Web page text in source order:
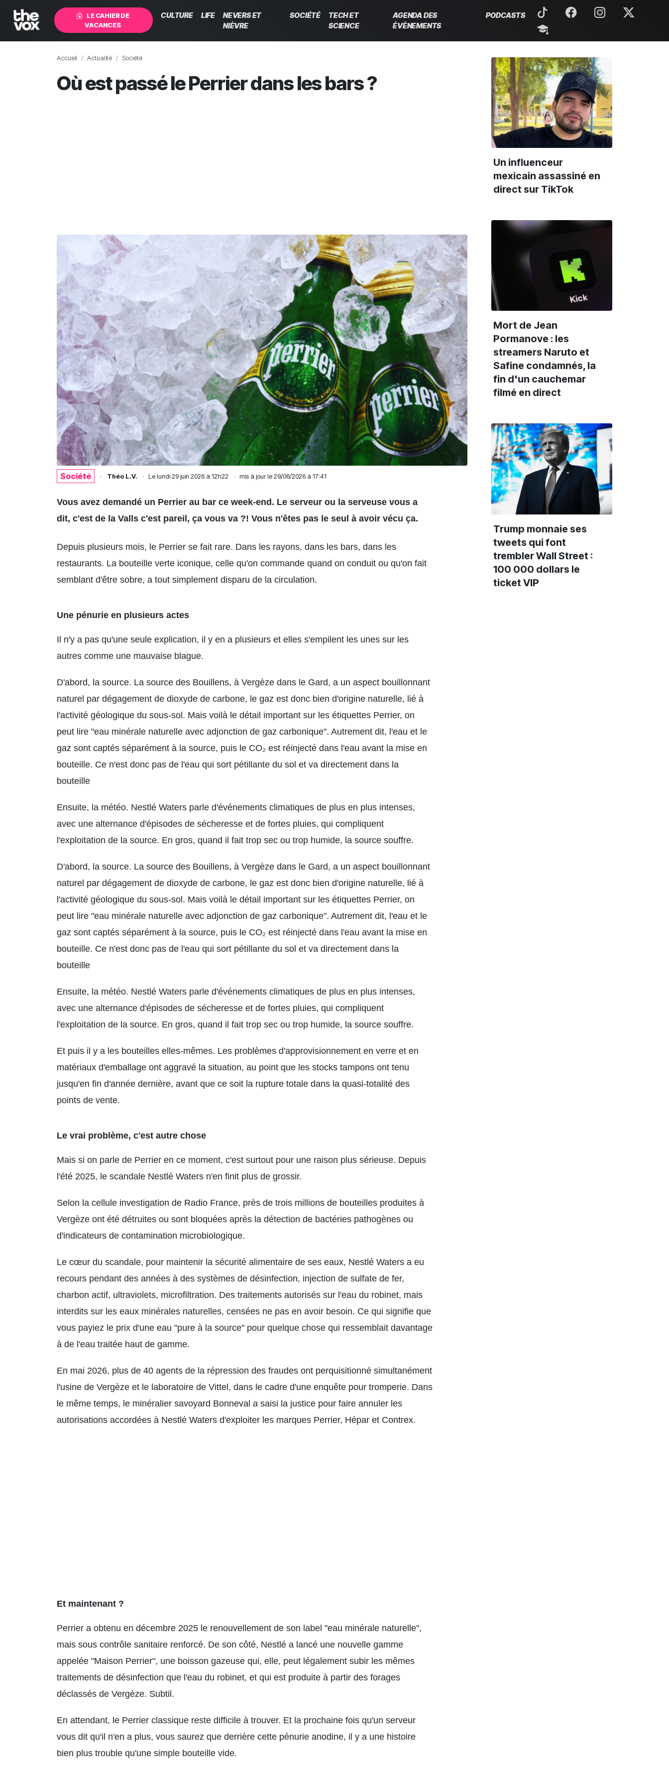
LE CAHIER DE
VACANCES
CULTURE LIFE
NEVERS ET
NIÈVRE
SOCIÉTÉ
TECH ET
SCIENCE
AGENDA DES
ÉVÈNEMENTS
PODCASTS
Accueil Actualité Société
Où est passé le Perrier dans les bars ?
Société · Théo L.V. · Le lundi 29 juin 2026 à 12h22 · mis à jour le 29/06/2026 à 17:41
Vous avez demandé un Perrier au bar ce week-end. Le serveur ou la serveuse vous a
dit, c'est de la Valls c'est pareil, ça vous va ?! Vous n'êtes pas le seul à avoir vécu ça.
Depuis plusieurs mois, le Perrier se fait rare. Dans les rayons, dans les bars, dans les
restaurants. La bouteille verte iconique, celle qu'on commande quand on conduit ou qu'on fait
semblant d'être sobre, a tout simplement disparu de la circulation.
Une pénurie en plusieurs actes
Il n'y a pas qu'une seule explication, il y en a plusieurs et elles s'empilent les unes sur les
autres comme une mauvaise blague.
D'abord, la source. La source des Bouillens, à Vergèze dans le Gard, a un aspect bouillonnant
naturel par dégagement de dioxyde de carbone, le gaz est donc bien d'origine naturelle, lié à
l'activité géologique du sous-sol. Mais voilà le détail important sur les étiquettes Perrier, on
peut lire "eau minérale naturelle avec adjonction de gaz carbonique". Autrement dit, l'eau et le
gaz sont captés séparément à la source, puis le CO₂ est réinjecté dans l'eau avant la mise en
bouteille. Ce n'est donc pas de l'eau qui sort pétillante du sol et va directement dans la
bouteille
Ensuite, la météo. Nestlé Waters parle d'événements climatiques de plus en plus intenses,
avec une alternance d'épisodes de sécheresse et de fortes pluies, qui compliquent
l'exploitation de la source. En gros, quand il fait trop sec ou trop humide, la source souffre.
D'abord, la source. La source des Bouillens, à Vergèze dans le Gard, a un aspect bouillonnant
naturel par dégagement de dioxyde de carbone, le gaz est donc bien d'origine naturelle, lié à
l'activité géologique du sous-sol. Mais voilà le détail important sur les étiquettes Perrier, on
peut lire "eau minérale naturelle avec adjonction de gaz carbonique". Autrement dit, l'eau et le
gaz sont captés séparément à la source, puis le CO₂ est réinjecté dans l'eau avant la mise en
bouteille. Ce n'est donc pas de l'eau qui sort pétillante du sol et va directement dans la
bouteille
Ensuite, la météo. Nestlé Waters parle d'événements climatiques de plus en plus intenses,
avec une alternance d'épisodes de sécheresse et de fortes pluies, qui compliquent
l'exploitation de la source. En gros, quand il fait trop sec ou trop humide, la source souffre.
Et puis il y a les bouteilles elles-mêmes. Les problèmes d'approvisionnement en verre et en
matériaux d'emballage ont aggravé la situation, au point que les stocks tampons ont tenu
jusqu'en fin d'année dernière, avant que ce soit la rupture totale dans la quasi-totalité des
points de vente.
Le vrai problème, c'est autre chose
Mais si on parle de Perrier en ce moment, c'est surtout pour une raison plus sérieuse. Depuis
l'été 2025, le scandale Nestlé Waters n'en finit plus de grossir.
Selon la cellule investigation de Radio France, près de trois millions de bouteilles produites à
Vergèze ont été détruites ou sont bloquées après la détection de bactéries pathogènes ou
d'indicateurs de contamination microbiologique.
Le cœur du scandale, pour maintenir la sécurité alimentaire de ses eaux, Nestlé Waters a eu
recours pendant des années à des systèmes de désinfection, injection de sulfate de fer,
charbon actif, ultraviolets, microfiltration. Des traitements autorisés sur l'eau du robinet, mais
interdits sur les eaux minérales naturelles, censées ne pas en avoir besoin. Ce qui signifie que
vous payiez le prix d'une eau "pure à la source" pour quelque chose qui ressemblait davantage
à de l'eau traitée haut de gamme.
En mai 2026, plus de 40 agents de la répression des fraudes ont perquisitionné simultanément
l'usine de Vergèze et le laboratoire de Vittel, dans le cadre d'une enquête pour tromperie. Dans
le même temps, le minéralier savoyard Bonneval a saisi la justice pour faire annuler les
autorisations accordées à Nestlé Waters d'exploiter les marques Perrier, Hépar et Contrex.
Et maintenant ?
Perrier a obtenu en décembre 2025 le renouvellement de son label "eau minérale naturelle",
mais sous contrôle sanitaire renforcé. De son côté, Nestlé a lancé une nouvelle gamme
appelée "Maison Perrier", une boisson gazeuse qui, elle, peut légalement subir les mêmes
traitements de désinfection que l'eau du robinet, et qui est produite à partir des forages
déclassés de Vergèze. Subtil.
En attendant, le Perrier classique reste difficile à trouver. Et la prochaine fois qu'un serveur
vous dit qu'il n'en a plus, vous saurez que derrière cette pénurie anodine, il y a une histoire
bien plus trouble qu'une simple bouteille vide.
Un influenceur
mexicain assassiné en
direct sur TikTok
Mort de Jean
Pormanove : les
streamers Naruto et
Safine condamnés, la
fin d'un cauchemar
filmé en direct
Trump monnaie ses
tweets qui font
trembler Wall Street :
100 000 dollars le
ticket VIP